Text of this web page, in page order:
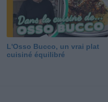
L'Osso Bucco, un vrai plat
cuisiné équilibré